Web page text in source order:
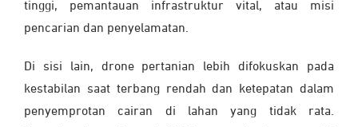
tinggi, pemantauan infrastruktur vital, atau misi
pencarian dan penyelamatan.
Di sisi lain, drone pertanian lebih difokuskan pada
kestabilan saat terbang rendah dan ketepatan dalam
penyemprotan cairan di lahan yang tidak rata.